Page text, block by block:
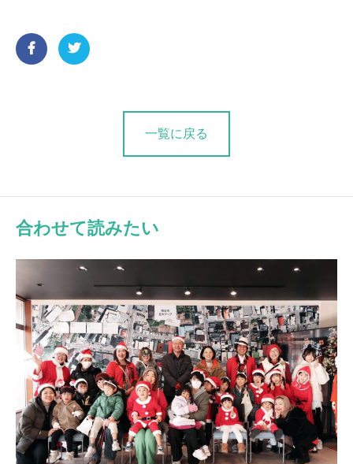
一覧に戻る
合わせて読みたい